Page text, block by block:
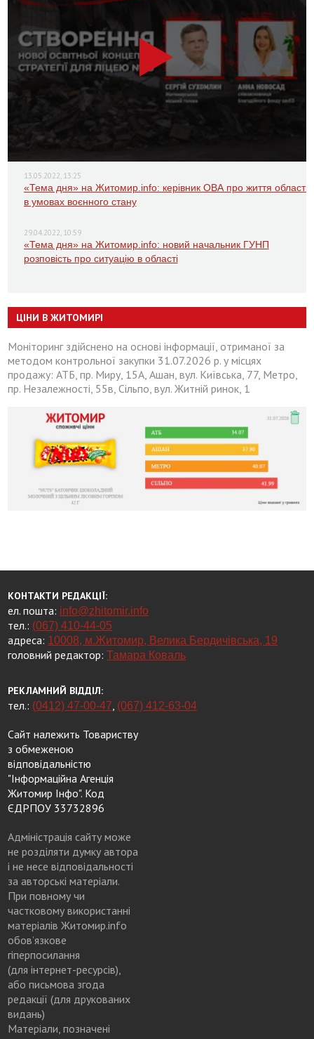
13.05.2022, 13:25
«Тема дня» на Житомир.info: керівник ОВА про життя області
в умовах воєнного стану
29.04.2022, 10:59
«Тема дня» на Житомир.info: новий начальник ГУНП
розповість про ситуацію в області
ЦІНИ В ЖИТОМИРІ
Моніторинг здійснено на основі інформації, отриманої за
методом контрольної закупки 31.07.2026 р. у місцях
продажу: АТБ, пр. Миру, 15А, Ашан, вул. Київська, 77, Метро,
пр. Незалежності, 55в, Сільпо, вул. Житній ринок, 1
КОНТАКТИ РЕДАКЦІЇ:
ел. пошта: info@zhitomir.info
тел.: (067) 410-44-05
адреса: 10008, м.Житомир, Велика Бердичівська, 19
головний редактор:Тамара Коваль
РЕКЛАМНИЙ ВІДДІЛ:
тел.: (0412) 47-00-47, (067) 412-63-04
Сайт належить Товариству
з обмеженою
відповідальністю
"Інформаційна Агенція
Житомир Інфо". Код
ЄДРПОУ 33732896
Адміністрація сайту може
не розділяти думку автора
і не несе відповідальності
за авторські матеріали.
При повному чи
частковому використанні
матеріалів Житомир.info
обов’язкове
гіперпосилання
(для інтернет-ресурсів),
або письмова згода
редакції (для друкованих
видань)
Матеріали, позначені